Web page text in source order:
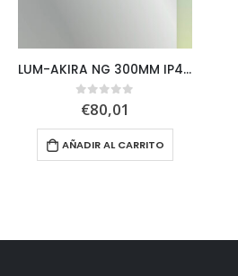
LUM-AKIRA NG 300MM IP44 8W 5700K 525LM
0out of 5
€80,01
AÑADIR AL CARRITO